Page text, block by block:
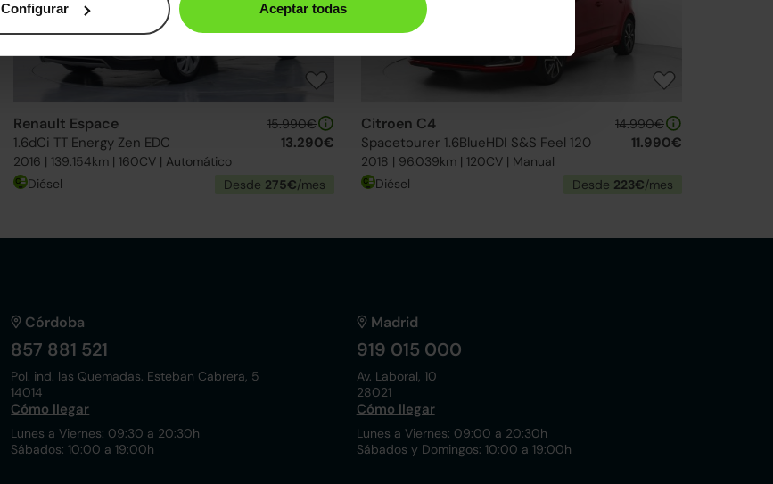
Configurar Aceptar todas
Renault Espace
1.6dCi TT Energy Zen EDC
2016 | 139.154km | 160CV | Automático
15.990€
13.290€
Diésel Desde 275€/mes
Citroen C4
Spacetourer 1.6BlueHDI S&S Feel 120
2018 | 96.039km | 120CV | Manual
14.990€
11.990€
Diésel Desde 223€/mes
Córdoba
857 881 521
Pol. ind. las Quemadas. Esteban Cabrera, 5
14014
Cómo llegar
Lunes a Viernes: 09:30 a 20:30h
Sábados: 10:00 a 19:00h
Madrid
919 015 000
Av. Laboral, 10
28021
Cómo llegar
Lunes a Viernes: 09:00 a 20:30h
Sábados y Domingos: 10:00 a 19:00h